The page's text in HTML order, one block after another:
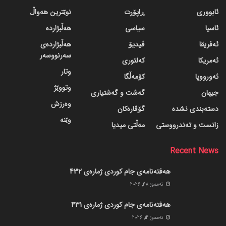
ئابووری
ئاسیا
ئەفریقا
ئەمریکا
ئەورووپا
جیهان
دسته‌بندی نشده
زانست و تەندرووستی
ڕاپۆرت
سیاسی
ڤیدیۆ
کەلتوری
کۆمەڵگا
گه‌شت و گه‌شتیاری
گۆڤاره‌کان
مەڵتی میدیا
نوێترین هەواڵ
هەڵبژاردە
هەڵبژاردەی
سەرنووسەر
وتار
وتووێژ
وەرزش
وێنە
Recent News
هەفتەنامەی جام کوردی ژمارەی 432
ته‌مموز 28, 2026
هەفتەنامەی جام کوردی ژمارەی 431
ته‌مموز 14, 2026